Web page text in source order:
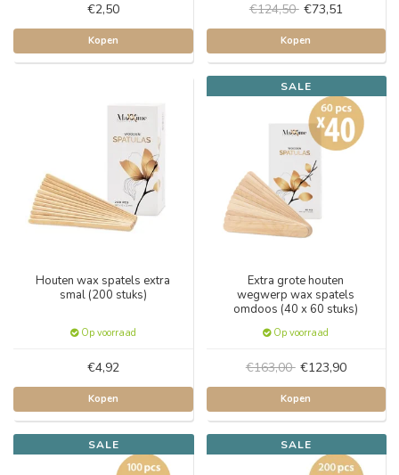
€2,50
Kopen
€124,50 €73,51
Kopen
Houten wax spatels extra
smal (200 stuks)
Op voorraad
€4,92
Kopen
SALE
Extra grote houten
wegwerp wax spatels
omdoos (40 x 60 stuks)
Op voorraad
€163,00 €123,90
Kopen
SALE SALE